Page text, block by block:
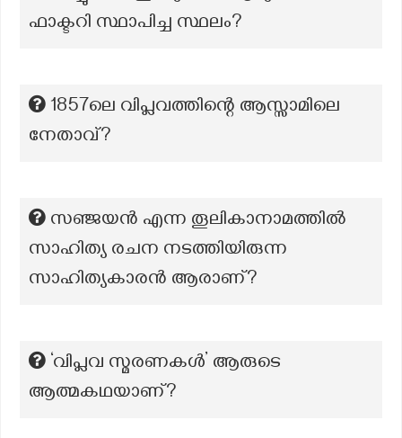
ഫാക്ടറി സ്ഥാപിച്ച സ്ഥലം?
1857ലെ വിപ്ലവത്തിന്റെ ആസ്സാമിലെ
നേതാവ്?
സഞ്ജയൻ എന്ന തൂലികാനാമത്തിൽ
സാഹിത്യ രചന നടത്തിയിരുന്ന
സാഹിത്യകാരൻ ആരാണ്?
‘വിപ്ലവ സ്മരണകൾ’ ആരുടെ
ആത്മകഥയാണ്?